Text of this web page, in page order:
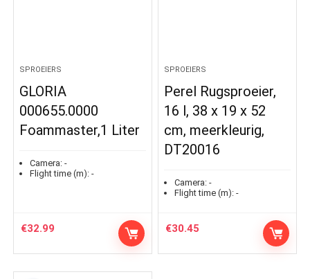
SPROEIERS
GLORIA
000655.0000
Foammaster,1 Liter
Camera: -
Flight time (m): -
€32.99
SPROEIERS
Perel Rugsproeier,
16 l, 38 x 19 x 52
cm, meerkleurig,
DT20016
Camera: -
Flight time (m): -
€30.45